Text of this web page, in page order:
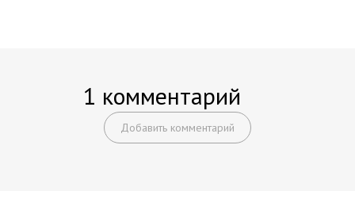
1 комментарий
Добавить комментарий